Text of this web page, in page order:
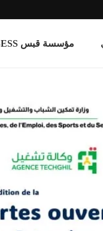
مؤسسة قبس ETS GHABESS